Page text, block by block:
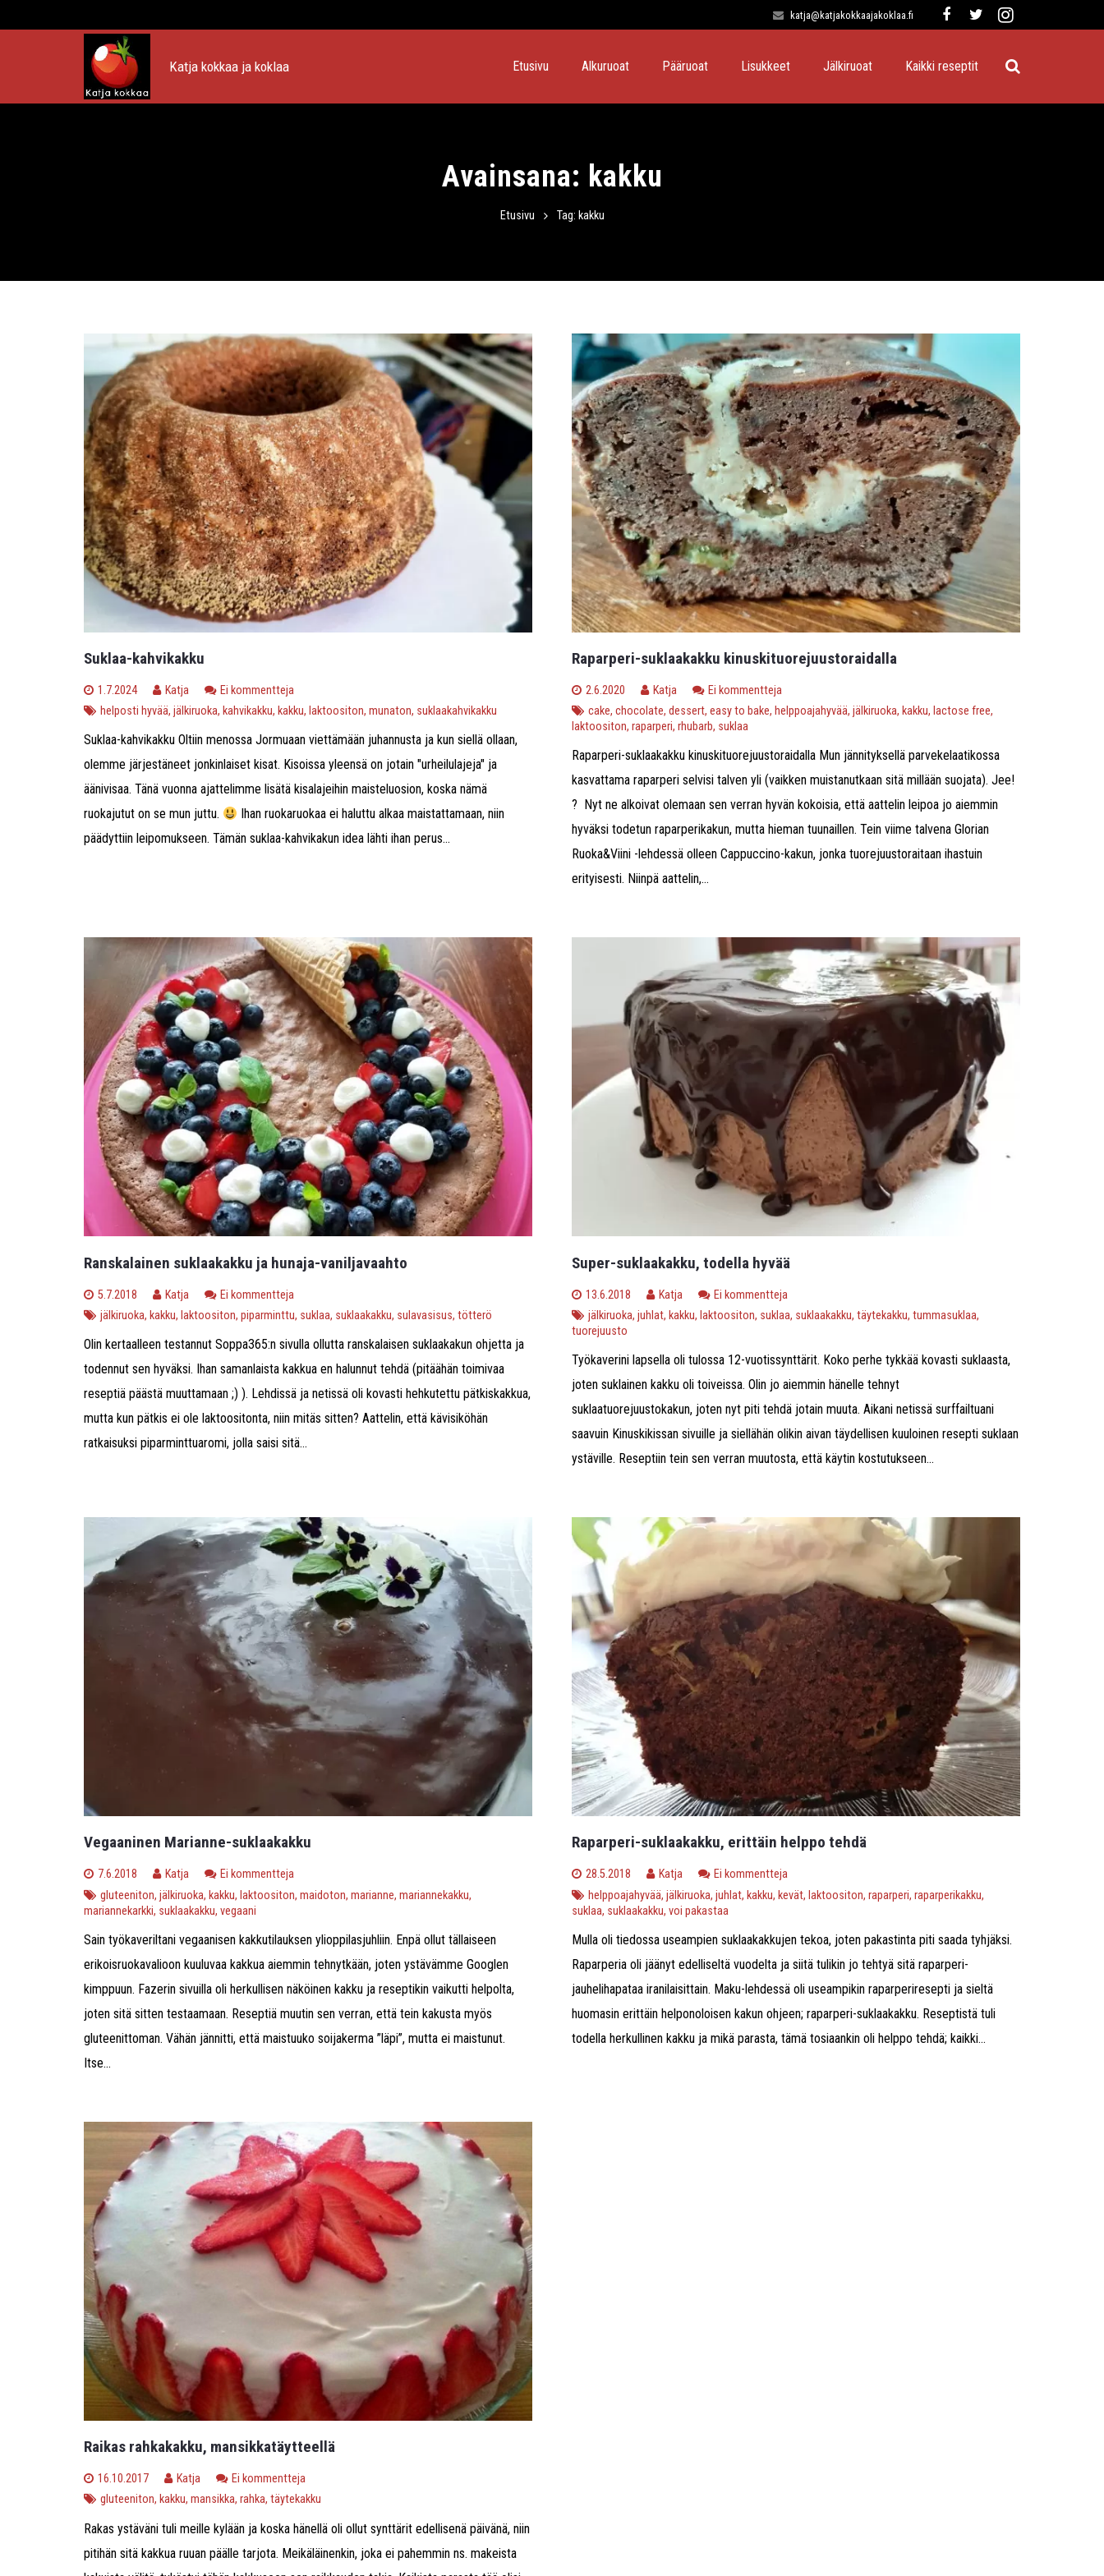
katja@katjakokkaajakoklaa.fi
Katja kokkaa ja koklaa Etusivu Alkuruoat Pääruoat Lisukkeet Jälkiruoat Kaikki reseptit
Avainsana: kakku
Etusivu Tag: kakku
Suklaa-kahvikakku
1.7.2024 Katja
Ei kommentteja
helposti hyvää, jälkiruoka, kahvikakku, kakku, laktoositon, munaton, suklaakahvikakku
Suklaa-kahvikakku Oltiin menossa Jormuaan viettämään juhannusta ja kun siellä ollaan,
olemme järjestäneet jonkinlaiset kisat. Kisoissa yleensä on jotain "urheilulajeja" ja
äänivisaa. Tänä vuonna ajattelimme lisätä kisalajeihin maisteluosion, koska nämä
ruokajutut on se mun juttu.
Ihan ruokaruokaa ei haluttu alkaa maistattamaan, niin
päädyttiin leipomukseen. Tämän suklaa-kahvikakun idea lähti ihan perus...
Raparperi-suklaakakku kinuskituorejuustoraidalla
2.6.2020 Katja
Ei kommentteja
cake, chocolate, dessert, easy to bake, helppoajahyvää, jälkiruoka, kakku, lactose free,
laktoositon, raparperi, rhubarb, suklaa
Raparperi-suklaakakku kinuskituorejuustoraidalla Mun jännityksellä parvekelaatikossa
kasvattama raparperi selvisi talven yli (vaikken muistanutkaan sitä millään suojata). Jee!
? Nyt ne alkoivat olemaan sen verran hyvän kokoisia, että aattelin leipoa jo aiemmin
hyväksi todetun raparperikakun, mutta hieman tuunaillen. Tein viime talvena Glorian
Ruoka&Viini -lehdessä olleen Cappuccino-kakun, jonka tuorejuustoraitaan ihastuin
erityisesti. Niinpä aattelin,...
Ranskalainen suklaakakku ja hunaja-vaniljavaahto
5.7.2018 Katja
Ei kommentteja
jälkiruoka, kakku, laktoositon, piparminttu, suklaa, suklaakakku, sulavasisus, tötterö
Olin kertaalleen testannut Soppa365:n sivulla ollutta ranskalaisen suklaakakun ohjetta ja
todennut sen hyväksi. Ihan samanlaista kakkua en halunnut tehdä (pitäähän toimivaa
reseptiä päästä muuttamaan ;) ). Lehdissä ja netissä oli kovasti hehkutettu pätkiskakkua,
mutta kun pätkis ei ole laktoositonta, niin mitäs sitten? Aattelin, että kävisiköhän
ratkaisuksi piparminttuaromi, jolla saisi sitä...
Super-suklaakakku, todella hyvää
13.6.2018 Katja
Ei kommentteja
jälkiruoka, juhlat, kakku, laktoositon, suklaa, suklaakakku, täytekakku, tummasuklaa,
tuorejuusto
Työkaverini lapsella oli tulossa 12-vuotissynttärit. Koko perhe tykkää kovasti suklaasta,
joten suklainen kakku oli toiveissa. Olin jo aiemmin hänelle tehnyt
suklaatuorejuustokakun, joten nyt piti tehdä jotain muuta. Aikani netissä surffailtuani
saavuin Kinuskikissan sivuille ja siellähän olikin aivan täydellisen kuuloinen resepti suklaan
ystäville. Reseptiin tein sen verran muutosta, että käytin kostutukseen...
Vegaaninen Marianne-suklaakakku
7.6.2018 Katja
Ei kommentteja
gluteeniton, jälkiruoka, kakku, laktoositon, maidoton, marianne, mariannekakku,
mariannekarkki, suklaakakku, vegaani
Sain työkaveriltani vegaanisen kakkutilauksen ylioppilasjuhliin. Enpä ollut tällaiseen
erikoisruokavalioon kuuluvaa kakkua aiemmin tehnytkään, joten ystävämme Googlen
kimppuun. Fazerin sivuilla oli herkullisen näköinen kakku ja reseptikin vaikutti helpolta,
joten sitä sitten testaamaan. Reseptiä muutin sen verran, että tein kakusta myös
gluteenittoman. Vähän jännitti, että maistuuko soijakerma ”läpi”, mutta ei maistunut.
Itse...
Raparperi-suklaakakku, erittäin helppo tehdä
28.5.2018 Katja
Ei kommentteja
helppoajahyvää, jälkiruoka, juhlat, kakku, kevät, laktoositon, raparperi, raparperikakku,
suklaa, suklaakakku, voi pakastaa
Mulla oli tiedossa useampien suklaakakkujen tekoa, joten pakastinta piti saada tyhjäksi.
Raparperia oli jäänyt edelliseltä vuodelta ja siitä tulikin jo tehtyä sitä raparperi-
jauhelihapataa iranilaisittain. Maku-lehdessä oli useampikin raparperiresepti ja sieltä
huomasin erittäin helponoloisen kakun ohjeen; raparperi-suklaakakku. Reseptistä tuli
todella herkullinen kakku ja mikä parasta, tämä tosiaankin oli helppo tehdä; kaikki...
Raikas rahkakakku, mansikkatäytteellä
16.10.2017 Katja
Ei kommentteja
gluteeniton, kakku, mansikka, rahka, täytekakku
Rakas ystäväni tuli meille kylään ja koska hänellä oli ollut synttärit edellisenä päivänä, niin
pitihän sitä kakkua ruuan päälle tarjota. Meikäläinenkin, joka ei pahemmin ns. makeista